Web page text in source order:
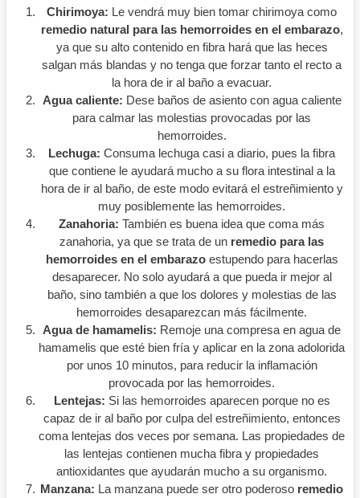
Chirimoya: Le vendrá muy bien tomar chirimoya como
remedio natural para las hemorroides en el embarazo,
ya que su alto contenido en fibra hará que las heces
salgan más blandas y no tenga que forzar tanto el recto a
la hora de ir al baño a evacuar.
Agua caliente: Dese baños de asiento con agua caliente
para calmar las molestias provocadas por las
hemorroides.
Lechuga: Consuma lechuga casi a diario, pues la fibra
que contiene le ayudará mucho a su flora intestinal a la
hora de ir al baño, de este modo evitará el estreñimiento y
muy posiblemente las hemorroides.
Zanahoria: También es buena idea que coma más
zanahoria, ya que se trata de un remedio para las
hemorroides en el embarazoestupendo para hacerlas
desaparecer. No solo ayudará a que pueda ir mejor al
baño, sino también a que los dolores y molestias de las
hemorroides desaparezcan más fácilmente.
Agua de hamamelis: Remoje una compresa en agua de
hamamelis que esté bien fría y aplicar en la zona adolorida
por unos 10 minutos, para reducir la inflamación
provocada por las hemorroides.
Lentejas: Si las hemorroides aparecen porque no es
capaz de ir al baño por culpa del estreñimiento, entonces
coma lentejas dos veces por semana. Las propiedades de
las lentejas contienen mucha fibra y propiedades
antioxidantes que ayudarán mucho a su organismo.
Manzana: La manzana puede ser otro poderoso remedio